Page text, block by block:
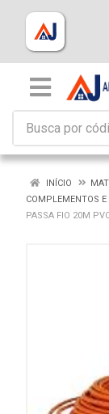
INÍCIO
COMPLEMENTOS E
PASSA FIO 20M